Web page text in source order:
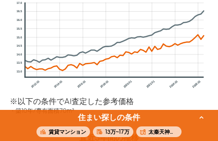
2012.01 2014.01 2016.01 2018.01 2020.01 2022.01 2024.01 2026.01
13.0
13.5
14.0
14.5
15.0
15.5
16.0
16.5
17.0
※以下の条件でAI査定した参考価格
築10年/専有面積70m²
直近3年間の推移
住まい探しの条件
賃貸マンション 13万~17万 太秦天神川駅